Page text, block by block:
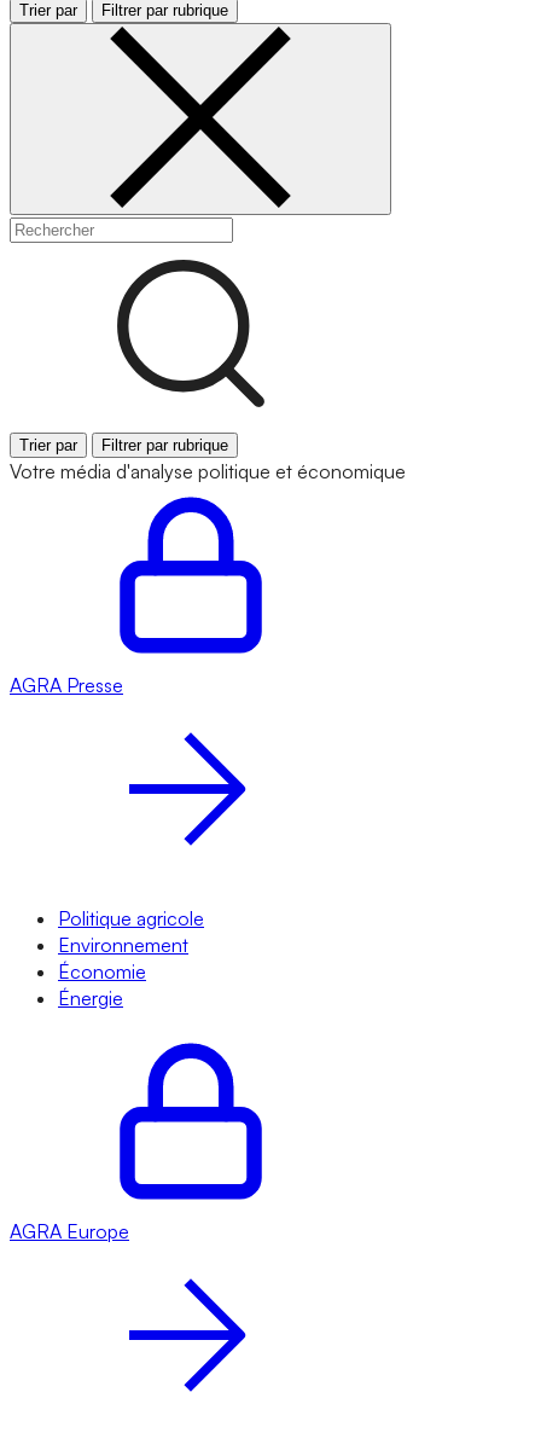
Trier par Filtrer par rubrique
Trier par Filtrer par rubrique
Votre média d'analyse politique et économique
AGRA Presse
Politique agricole
Environnement
Économie
Énergie
AGRA Europe